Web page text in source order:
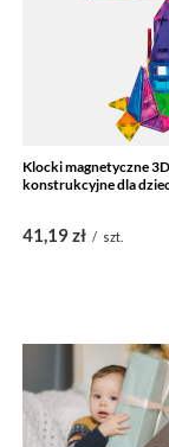
Klocki magnetyczne
konstrukcyjne dla
41,19 zł / szt.